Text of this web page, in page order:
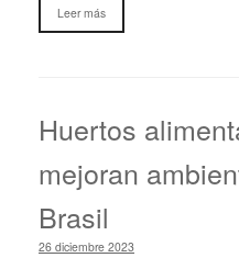
Leer más
Huertos
mejoran
Brasil
26 diciembre 2023